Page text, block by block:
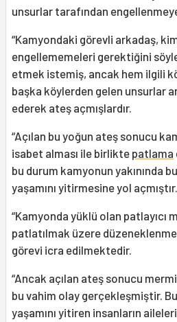
unsurlar tarafından engellenmeye
“Kamyondaki görevli arkadaş,
engellememeleri gerektiğini
etmek istemiş, ancak hem ilgili
başka köylerden gelen unsurlar
ederek ateş açmışlardır.
“Açılan bu yoğun ateş sonucu
isabet alması ile birlikte patlama
bu durum kamyonun yakınında
yaşamını yitirmesine yol açmıştır.
“Kamyonda yüklü olan patlayıcı
patlatılmak üzere
görevi icra edilmektedir.
“Ancak açılan ateş sonucu
bu vahim olay gerçekleşmiştir.
yaşamını yitiren insanların